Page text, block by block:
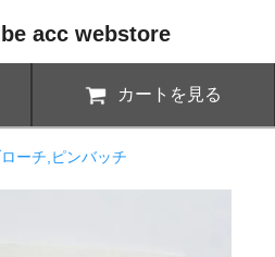
acc webstore
カートを見る
ーチ,ピンバッチ